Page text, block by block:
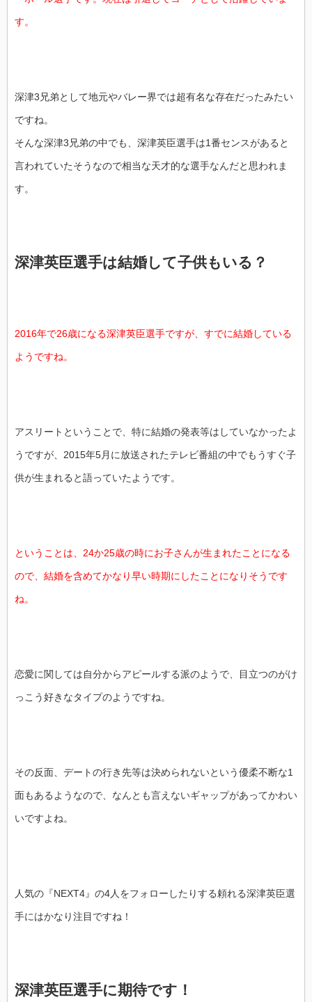
す。
深津3兄弟として地元やバレー界では超有名な存在だったみたい
ですね。
そんな深津3兄弟の中でも、深津英臣選手は1番センスがあると
言われていたそうなので相当な天才的な選手なんだと思われま
す。
深津英臣選手は結婚して子供もいる？
2016年で26歳になる深津英臣選手ですが、すでに結婚している
ようですね。
アスリートということで、特に結婚の発表等はしていなかったよ
うですが、2015年5月に放送されたテレビ番組の中でもうすぐ子
供が生まれると語っていたようです。
ということは、24か25歳の時にお子さんが生まれたことになる
ので、結婚を含めてかなり早い時期にしたことになりそうです
ね。
恋愛に関しては自分からアピールする派のようで、目立つのがけ
っこう好きなタイプのようですね。
その反面、デートの行き先等は決められないという優柔不断な1
面もあるようなので、なんとも言えないギャップがあってかわい
いですよね。
人気の『NEXT4』の4人をフォローしたりする頼れる深津英臣選
手にはかなり注目ですね！
深津英臣選手に期待です！